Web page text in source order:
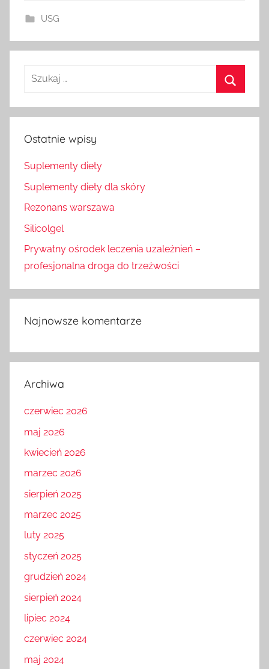
USG
Szukaj
Ostatnie wpisy
Suplementy diety
Suplementy diety dla skóry
Rezonans warszawa
Silicolgel
Prywatny ośrodek leczenia uzależnień –
profesjonalna droga do trzeźwości
Najnowsze komentarze
Archiwa
czerwiec 2026
maj 2026
kwiecień 2026
marzec 2026
sierpień 2025
marzec 2025
luty 2025
styczeń 2025
grudzień 2024
sierpień 2024
lipiec 2024
czerwiec 2024
maj 2024